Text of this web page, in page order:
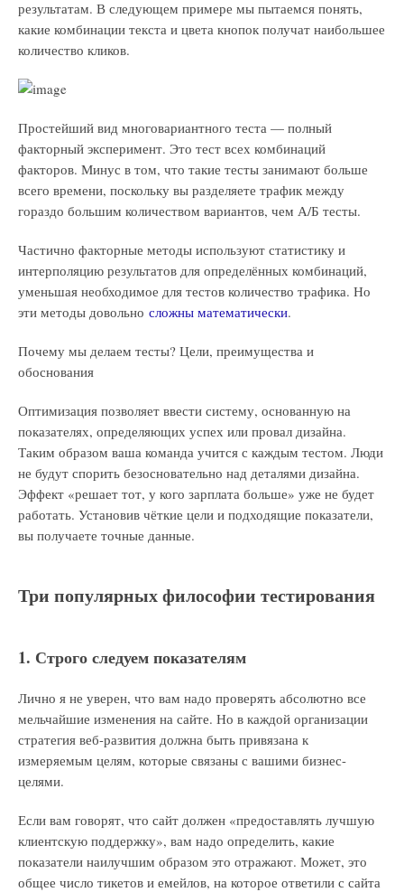
результатам. В следующем примере мы пытаемся понять,
какие комбинации текста и цвета кнопок получат наибольшее
количество кликов.
Простейший вид многовариантного теста — полный
факторный эксперимент. Это тест всех комбинаций
факторов. Минус в том, что такие тесты занимают больше
всего времени, поскольку вы разделяете трафик между
гораздо большим количеством вариантов, чем А/Б тесты.
Частично факторные методы используют статистику и
интерполяцию результатов для определённых комбинаций,
уменьшая необходимое для тестов количество трафика. Но
эти методы довольно сложны математически.
Почему мы делаем тесты? Цели, преимущества и
обоснования
Оптимизация позволяет ввести систему, основанную на
показателях, определяющих успех или провал дизайна.
Таким образом ваша команда учится с каждым тестом. Люди
не будут спорить безосновательно над деталями дизайна.
Эффект «решает тот, у кого зарплата больше» уже не будет
работать. Установив чёткие цели и подходящие показатели,
вы получаете точные данные.
Три популярных философии тестирования
1. Строго следуем показателям
Лично я не уверен, что вам надо проверять абсолютно все
мельчайшие изменения на сайте. Но в каждой организации
стратегия веб-развития должна быть привязана к
измеряемым целям, которые связаны с вашими бизнес-
целями.
Если вам говорят, что сайт должен «предоставлять лучшую
клиентскую поддержку», вам надо определить, какие
показатели наилучшим образом это отражают. Может, это
общее число тикетов и емейлов, на которое ответили с сайта